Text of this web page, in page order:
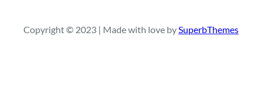
c
Copyright © 2023 | Made with love bySuperbThemes